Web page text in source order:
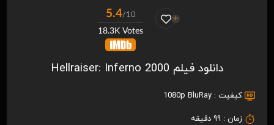
5.4/10
18.3K Votes
دانلود فیلم Hellraiser: Inferno 2000
کیفیت : 1080p BluRay
زمان : 99 دقیقه